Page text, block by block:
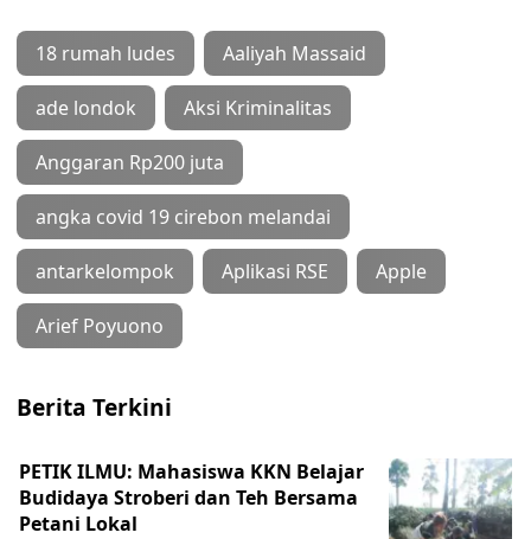
18 rumah ludes Aaliyah Massaid
ade londok Aksi Kriminalitas
Anggaran Rp200 juta
angka covid 19 cirebon melandai
antarkelompok Aplikasi RSE Apple
Arief Poyuono
Berita Terkini
PETIK ILMU: Mahasiswa KKN Belajar
Budidaya Stroberi dan Teh Bersama
Petani Lokal